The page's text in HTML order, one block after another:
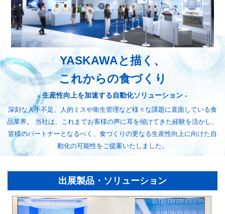
YASKAWAと描く、
これからの食づくり
- 生産性向上を加速する自動化ソリューション -
深刻な人手不足、人的ミスや衛生管理など様々な課題に直面している食
品業界。
当社は、これまでお客様の声に耳を傾けてきた経験を活かし、
皆様のパートナーとなるべく、食づくりの更なる生産性向上に向けた自
動化の可能性をご提案いたしました。
出展製品・ソリューション